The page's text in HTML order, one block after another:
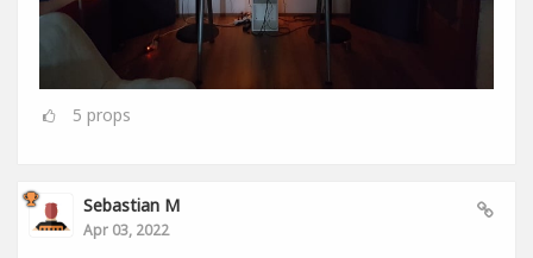
5 props
Sebastian M
Apr 03, 2022